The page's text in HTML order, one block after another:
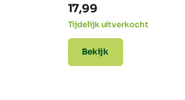
17,99
Tijdelijk uitverkocht
Bekijk